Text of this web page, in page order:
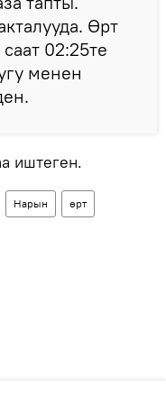
Өрт
02:25те
менен
иштеген.
Нарын өрт